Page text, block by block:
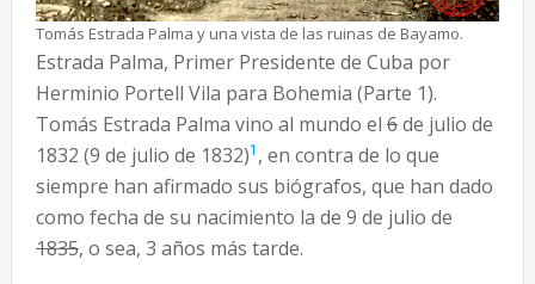
Tomás Estrada Palma y una vista de las ruinas de Bayamo.
Estrada Palma, Primer Presidente de Cuba por
Herminio Portell Vila para Bohemia (Parte 1).
Tomás Estrada Palma vino al mundo el 6de julio de
1832 (9 de julio de 1832)1 , en contra de lo que
siempre han afirmado sus biógrafos, que han dado
como fecha de su nacimiento la de 9 de julio de
1835, o sea, 3 años más tarde.